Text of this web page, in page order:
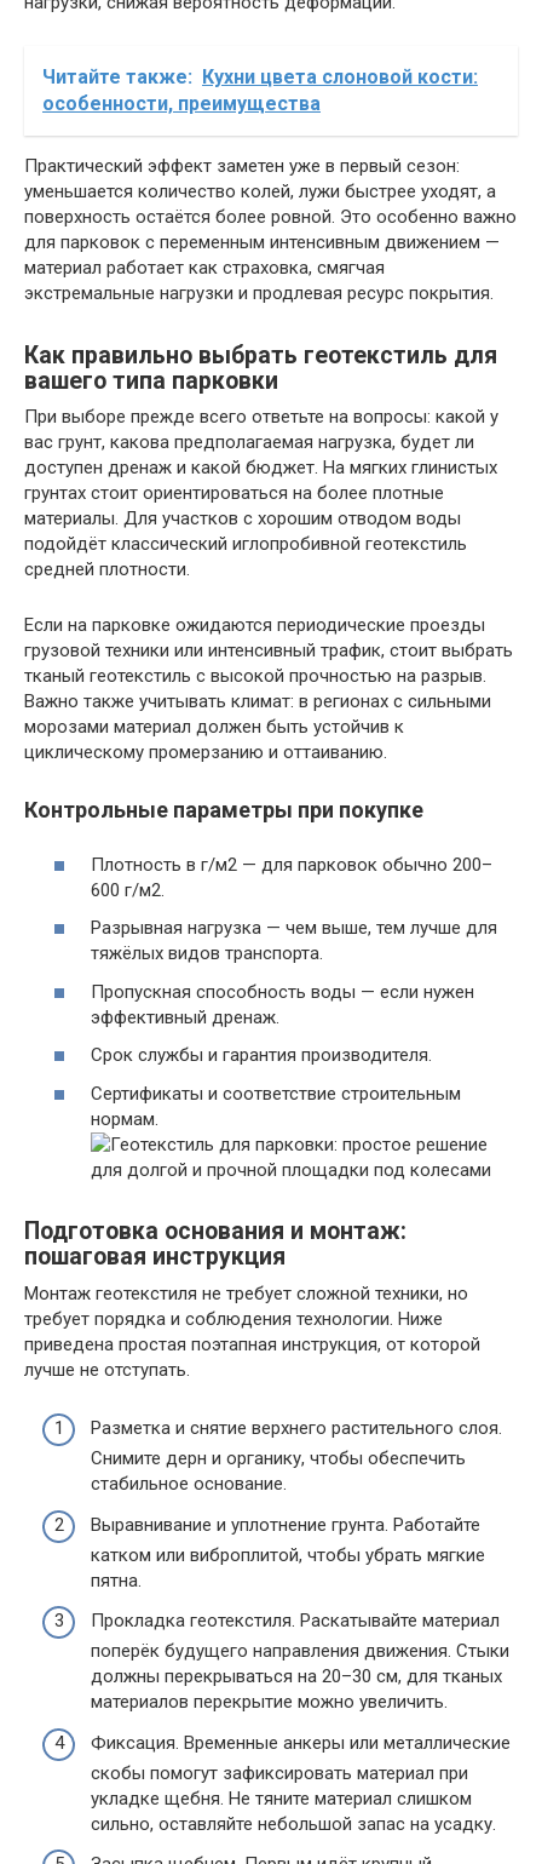
Читайте также:
Кухни цвета слоновой кости:
особенности, преимущества
Практический эффект заметен уже в первый сезон:
уменьшается количество колей, лужи быстрее уходят, а
поверхность остаётся более ровной. Это особенно важно
для парковок с переменным интенсивным движением —
материал работает как страховка, смягчая
экстремальные нагрузки и продлевая ресурс покрытия.
Как правильно выбрать геотекстиль для
вашего типа парковки
При выборе прежде всего ответьте на вопросы: какой у
вас грунт, какова предполагаемая нагрузка, будет ли
доступен дренаж и какой бюджет. На мягких глинистых
грунтах стоит ориентироваться на более плотные
материалы. Для участков с хорошим отводом воды
подойдёт классический иглопробивной геотекстиль
средней плотности.
Если на парковке ожидаются периодические проезды
грузовой техники или интенсивный трафик, стоит выбрать
тканый геотекстиль с высокой прочностью на разрыв.
Важно также учитывать климат: в регионах с сильными
морозами материал должен быть устойчив к
циклическому промерзанию и оттаиванию.
Контрольные параметры при покупке
Плотность в г/м2 — для парковок обычно 200–
600 г/м2.
Разрывная нагрузка — чем выше, тем лучше для
тяжёлых видов транспорта.
Пропускная способность воды — если нужен
эффективный дренаж.
Срок службы и гарантия производителя.
Сертификаты и соответствие строительным
нормам.
Подготовка основания и монтаж:
пошаговая инструкция
Монтаж геотекстиля не требует сложной техники, но
требует порядка и соблюдения технологии. Ниже
приведена простая поэтапная инструкция, от которой
лучше не отступать.
Разметка и снятие верхнего растительного слоя.
Снимите дерн и органику, чтобы обеспечить
стабильное основание.
Выравнивание и уплотнение грунта. Работайте
катком или виброплитой, чтобы убрать мягкие
пятна.
Прокладка геотекстиля. Раскатывайте материал
поперёк будущего направления движения. Стыки
должны перекрываться на 20–30 см, для тканых
материалов перекрытие можно увеличить.
Фиксация. Временные анкеры или металлические
скобы помогут зафиксировать материал при
укладке щебня. Не тяните материал слишком
сильно, оставляйте небольшой запас на усадку.